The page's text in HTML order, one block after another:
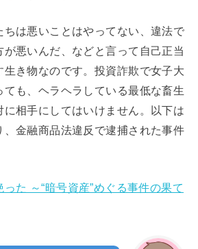
ちは悪いことはやってない、違法で
が悪いんだ、などと言って自己正当
き物なのです。投資詐欺で女子大
も、ヘラヘラしている最低な畜生
に相手にしてはいけません。以下は
、金融商品法違反で逮捕された事件
た ～“暗号資産”めぐる事件の果て